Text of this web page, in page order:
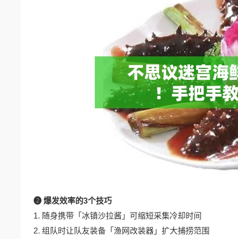
❷ 爆发效率的3个技巧
1. 随身携带「冰镇沙拉酱」可缩短采集冷却时间
2. 组队时让队友装备「渔网改装器」扩大捕捞范围